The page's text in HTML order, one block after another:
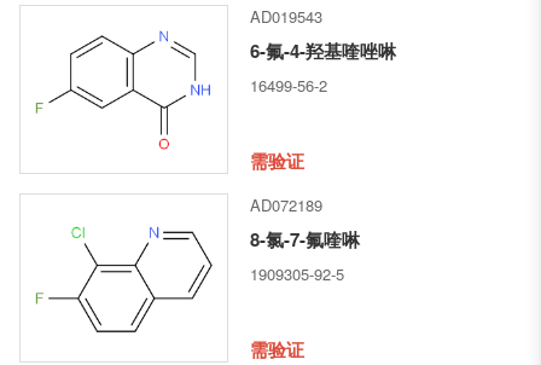
AD019543
6-氟-4-羟基喹唑啉
16499-56-2
需验证
AD072189
8-氯-7-氟喹啉
1909305-92-5
需验证